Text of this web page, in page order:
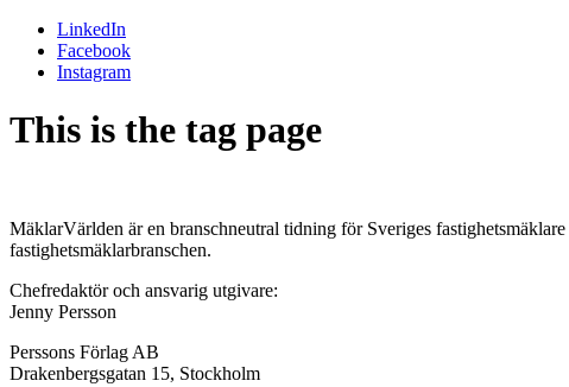
LinkedIn
Facebook
Instagram
This is the tag page
MäklarVärlden är en branschneutral tidning för Sveriges
fastighetsmäklarbranschen.
Chefredaktör och ansvarig utgivare:
Jenny Persson
Perssons Förlag AB
Drakenbergsgatan 15, Stockholm